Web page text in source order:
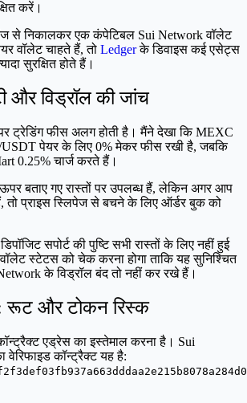
करें।
से निकालकर एक कंपेटिबल Sui Network वॉलेट
वॉलेट चाहते हैं, तो Ledgerके डिवाइस कई एसेट्स
सुरक्षित होते हैं।
और विड्रॉल की जांच
ट्रेडिंग फीस अलग होती है। मैंने देखा कि MEXC
पेयर के लिए 0% मेकर फीस रखी है, जबकि
0.25% चार्ज करते हैं।
ऊपर बताए गए रास्तों पर उपलब्ध हैं, लेकिन अगर आप
तो प्राइस स्लिपेज से बचने के लिए ऑर्डर बुक को
सपोर्ट की पुष्टि सभी रास्तों के लिए नहीं हुई
स्टेटस को चेक करना होगा ताकि यह सुनिश्चित
के विड्रॉल बंद तो नहीं कर रखे हैं।
रूट और टोकन रिस्क
एड्रेस का इस्तेमाल करना है। Sui
वेरिफाइड कॉन्ट्रैक्ट यह है: